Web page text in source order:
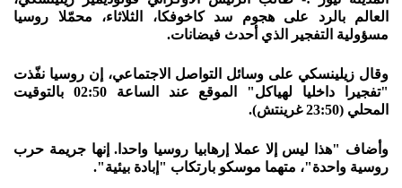
العالم بالرد على هجوم سد كاخوفكا، الثلاثاء، محمّلا روسيا
مسؤولية التفجير الذي أحدث فيضانات.
وقال زيلينسكي على وسائل التواصل الاجتماعي، إن روسيا نفّذت
"تفجيرا داخليا لهياكل" الموقع عند الساعة 02:50 بالتوقيت
المحلي (23:50 غرينتش).
وأضاف "هذا ليس إلا عملا إرهابيا روسيا واحدا. إنها جريمة حرب
روسية واحدة"، متهما موسكو بارتكاب "إبادة بيئية".